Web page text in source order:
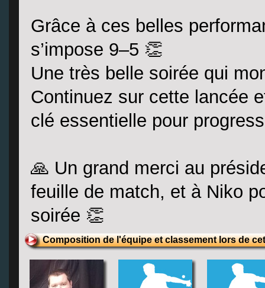
Grâce à ces belles
s’impose 9–5 👏
Une très belle soirée qui
Continuez sur cette lancée
clé essentielle pour
🙏 Un grand merci au
feuille de match, et à Niko
soirée 👏
Composition de l'équipe et classement lors de